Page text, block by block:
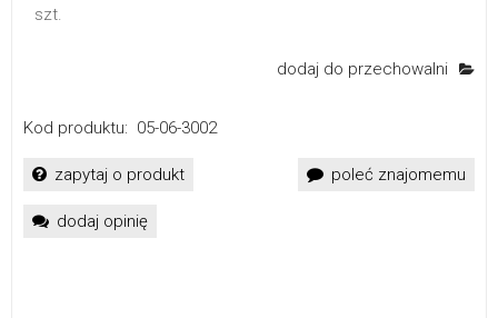
szt.
dodaj do przechowalni
Kod produktu: 05-06-3002
zapytaj o produkt poleć znajomemu
dodaj opinię